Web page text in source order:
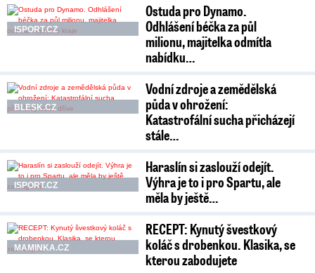
ISPORT.CZ
Ostuda pro Dynamo.
Odhlášení béčka za půl
milionu, majitelka odmítla
nabídku…
BLESK.CZ
Vodní zdroje a zemědělská
půda v ohrožení:
Katastrofální sucha přicházejí
stále…
ISPORT.CZ
Haraslín si zaslouží odejít.
Výhra je to i pro Spartu, ale
měla by ještě…
MAMINKA.CZ
RECEPT: Kynutý švestkový
koláč s drobenkou. Klasika, se
kterou zabodujete